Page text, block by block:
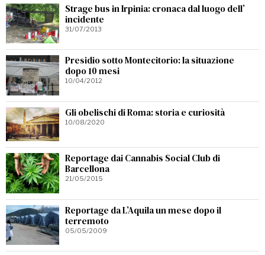
Strage bus in Irpinia: cronaca dal luogo dell’
incidente
31/07/2013
Presidio sotto Montecitorio: la situazione
dopo 10 mesi
10/04/2012
Gli obelischi di Roma: storia e curiosità
10/08/2020
Reportage dai Cannabis Social Club di
Barcellona
21/05/2015
Reportage da L’Aquila un mese dopo il
terremoto
05/05/2009